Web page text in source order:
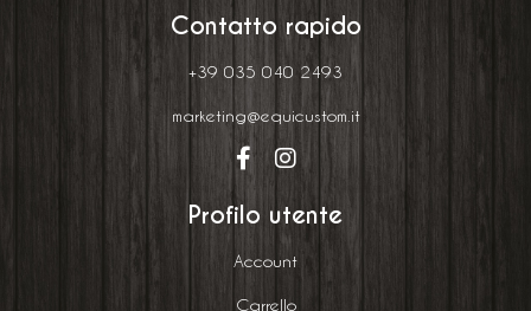
Contatto rapido
+39 035 040 2493
marketing@equicustom.it
Profilo utente
Account
Carrello